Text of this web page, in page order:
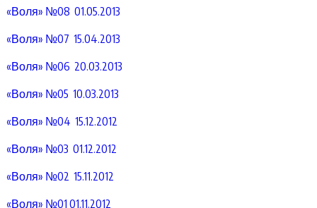
«Воля» №08 01.05.2013
«Воля» №07 15.04.2013
«Воля» №06 20.03.2013
«Воля» №05 10.03.2013
«Воля» №04 15.12.2012
«Воля» №03 01.12.2012
«Воля» №02 15.11.2012
«Воля» №01 01.11.2012